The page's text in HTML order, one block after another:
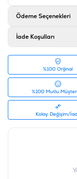
Ham Protein %40,
İçeriği %27
Katk
ıMaddeleri
Vitamin A 5000 IU/
mg/kg, Taurin 1000
Ürün Filtreleri
Tedarikçi Ürün Kodu
Ödeme Seçenekleri
İade Koşulları
%100 Orijinal
%100 Mutlu
Kolay Değişim/